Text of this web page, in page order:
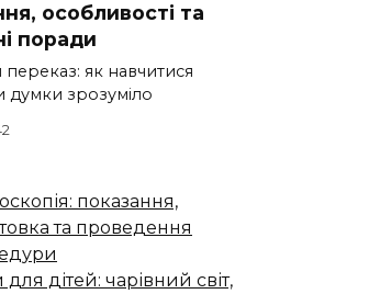
особливості та
поради
як навчитися
думки зрозуміло
показання,
та проведення
для дітей: чарівний світ,